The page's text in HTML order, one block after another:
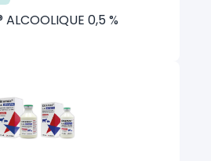
ALCOOLIQUE 0,5 %